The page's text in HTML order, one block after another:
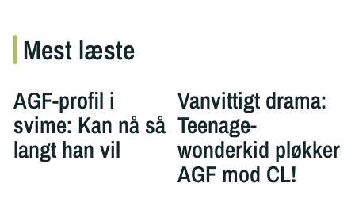
Mest læste
AGF-profil i
svime: Kan nå så
langt han vil
Vanvittigt drama:
Teenage-
wonderkid pløkker
AGF mod CL!